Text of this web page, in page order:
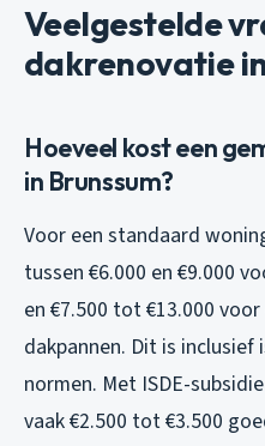
Veelgestelde
dakrenovatie
Hoeveel kost een
in Brunssum?
Voor een standaard
tussen €6.000 en €9.000
en €7.500 tot €13.000
dakpannen. Dit is
normen. Met ISDE-
vaak €2.500 tot €3.500